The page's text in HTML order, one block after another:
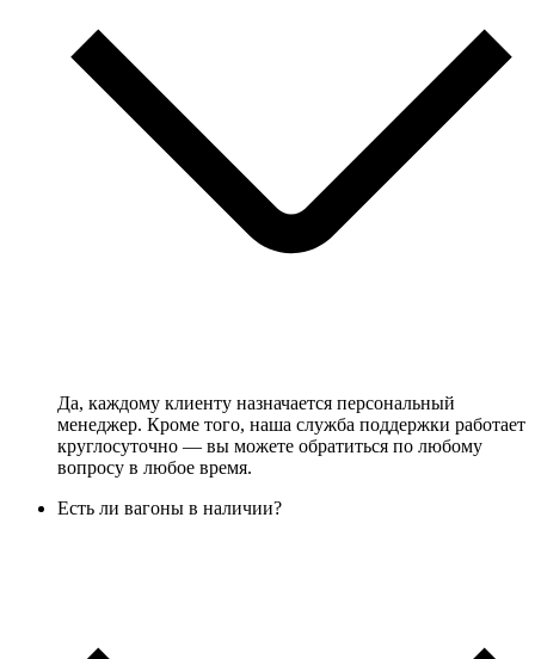
Да, каждому клиенту назначается персональный
менеджер. Кроме того, наша служба поддержки работает
круглосуточно — вы можете обратиться по любому
вопросу в любое время.
Есть ли вагоны в наличии?